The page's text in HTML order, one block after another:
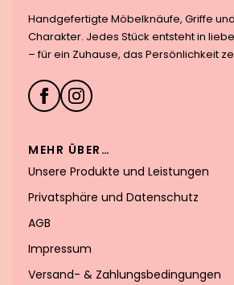
Handgefertigte Möbelknäufe, Griffe
Charakter. Jedes Stück entsteht in
– für ein Zuhause, das Persönlichkeit
MEHR ÜBER…
Unsere Produkte und Leistungen
Privatsphäre und Datenschutz
AGB
Impressum
Versand- & Zahlungsbedingungen